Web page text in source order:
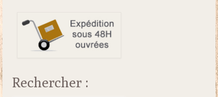
Rechercher :